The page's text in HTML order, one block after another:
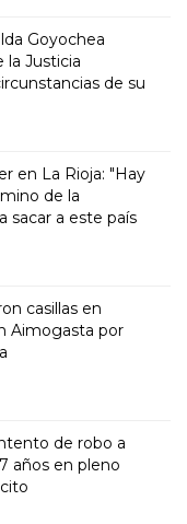
Goyochea
la Justicia
de su
en La Rioja: "Hay
de la
sacar a este país
casillas en
Aimogasta por
de robo a
años en pleno